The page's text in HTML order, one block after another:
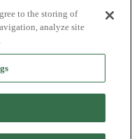
to the storing of
analyze site